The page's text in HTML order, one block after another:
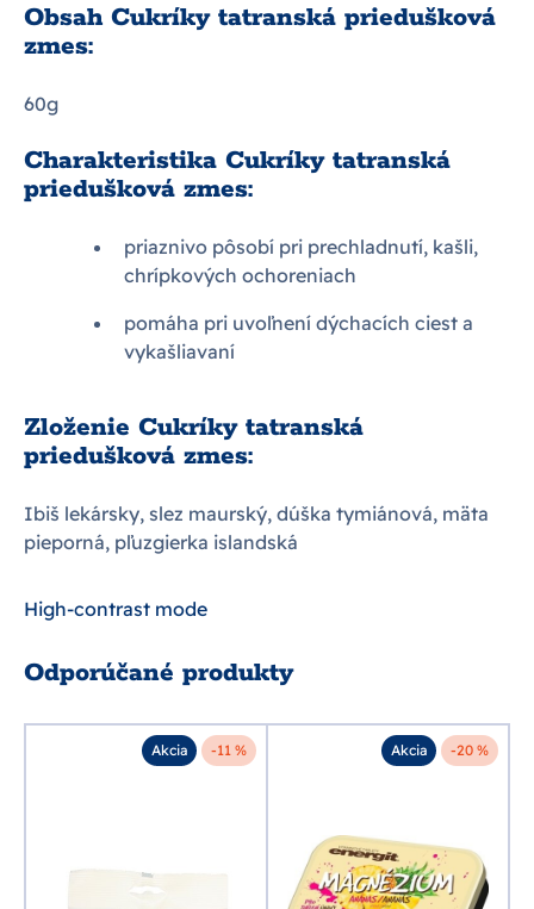
Obsah Cukríky tatranská priedušková
zmes:
60g
Charakteristika Cukríky tatranská
priedušková zmes:
priaznivo pôsobí pri prechladnutí, kašli,
chrípkových ochoreniach
pomáha pri uvoľnení dýchacích ciest a
vykašliavaní
Zloženie Cukríky tatranská
priedušková zmes:
Ibiš lekársky, slez maurský, dúška tymiánová, mäta
pieporná, pľuzgierka islandská
High-contrast mode
Odporúčané produkty
Akcia -11 % Akcia -20 %